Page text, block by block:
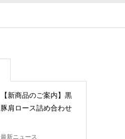
【新商品のご案内】黒
豚肩ロース詰め合わせ
最新ニュース